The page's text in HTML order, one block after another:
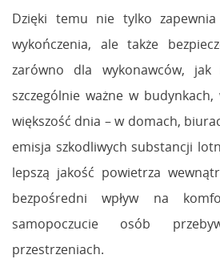
Dzięki temu nie tylko zapewnia
wykończenia, ale także
zarówno dla wykonawców,
szczególnie ważne w
większość dnia – w domach,
emisja szkodliwych substancji
lepszą jakość powietrza
bezpośredni wpływ na
samopoczucie osób
przestrzeniach.